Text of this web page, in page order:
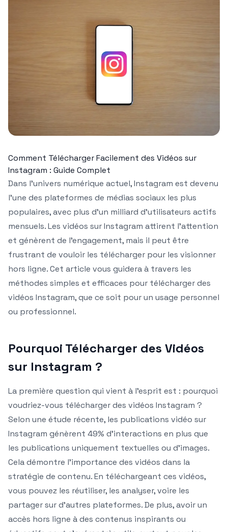
Comment Télécharger Facilement des Vidéos sur
Instagram : Guide Complet
Dans l’univers numérique actuel, Instagram est devenu
l’une des plateformes de médias sociaux les plus
populaires, avec plus d’un milliard d’utilisateurs actifs
mensuels. Les vidéos sur Instagram attirent l’attention
et génèrent de l’engagement, mais il peut être
frustrant de vouloir les télécharger pour les visionner
hors ligne. Cet article vous guidera à travers les
méthodes simples et efficaces pour télécharger des
vidéos Instagram, que ce soit pour un usage personnel
ou professionnel.
Pourquoi Télécharger des Vidéos
sur Instagram ?
La première question qui vient à l’esprit est : pourquoi
voudriez-vous télécharger des vidéos Instagram ?
Selon une étude récente, les publications vidéo sur
Instagram génèrent 49% d’interactions en plus que
les publications uniquement textuelles ou d’images.
Cela démontre l’importance des vidéos dans la
stratégie de contenu. En téléchargeant ces vidéos,
vous pouvez les réutiliser, les analyser, voire les
partager sur d’autres plateformes. De plus, avoir un
accès hors ligne à des contenus inspirants ou